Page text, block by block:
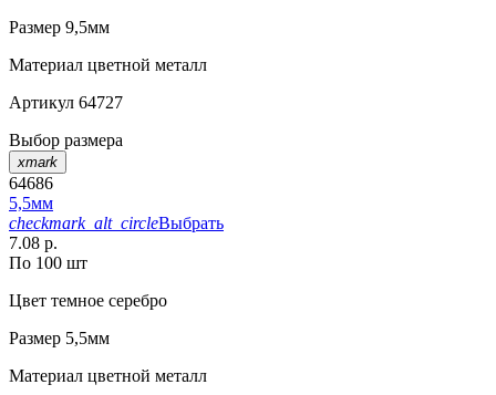
Размер 9,5мм
Материал цветной металл
Артикул 64727
Выбор размера
xmark
64686
5,5мм
checkmark_alt_circleВыбрать
7.08 р.
По 100 шт
Цвет темное серебро
Размер 5,5мм
Материал цветной металл